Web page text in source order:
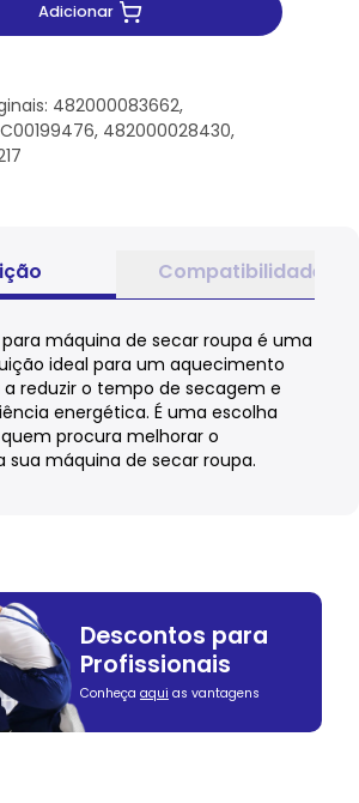
Adicionar
482000083662,
482000028430,
Compatibilidade
máquina de secar roupa é uma
ideal para um aquecimento
reduzir o tempo de secagem e
energética. É uma escolha
procura melhorar o
sua máquina de secar roupa.
Descontos para
Profissionais
Conheça aqui as vantagens